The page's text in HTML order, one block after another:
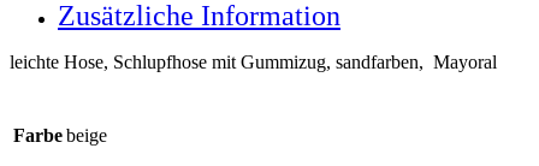
Zusätzliche Information
leichte Hose, Schlupfhose mit Gummizug, sandfarben, Mayoral
Farbebeige